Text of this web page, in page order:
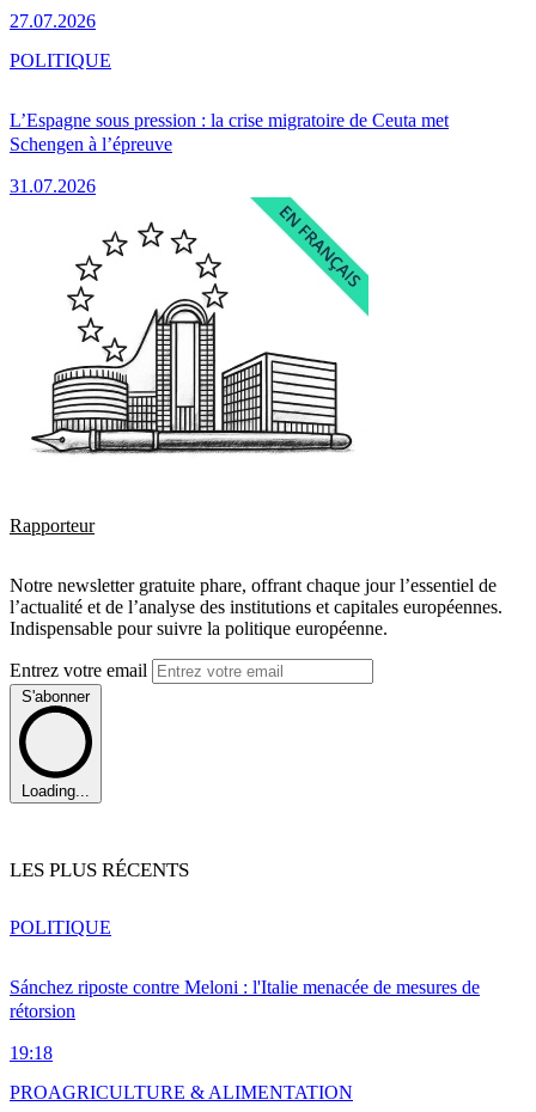
27.07.2026
L’Espagne sous pression : la crise migratoire de Ceuta met
Schengen à l’épreuve
31.07.2026
POLITIQUE
Rapporteur
Notre newsletter gratuite phare, offrant chaque jour l’essentiel de
l’actualité et de l’analyse des institutions et capitales européennes.
Indispensable pour suivre la politique européenne.
Entrez votre email
S'abonner
Loading...
LES PLUS RÉCENTS
Sánchez riposte contre Meloni : l'Italie menacée de mesures de
rétorsion
19:18
POLITIQUE
PROAGRICULTURE & ALIMENTATION